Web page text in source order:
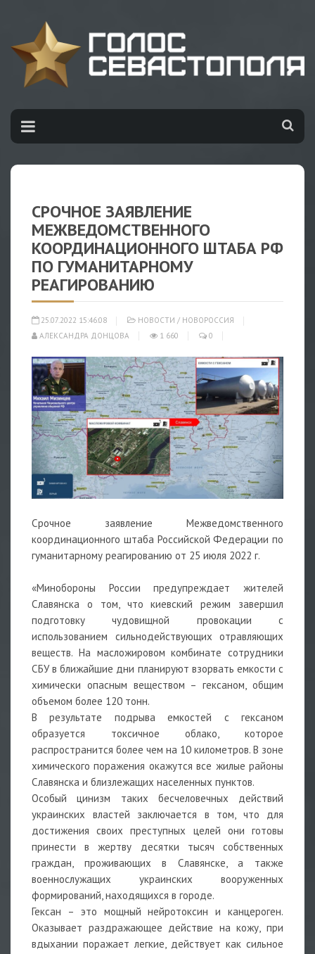
СРОЧНОЕ ЗАЯВЛЕНИЕ
МЕЖВЕДОМСТВЕННОГО
КООРДИНАЦИОННОГО ШТАБА РФ
ПО ГУМАНИТАРНОМУ
РЕАГИРОВАНИЮ
25.07.2022 15:46:08 НОВОСТИ / НОВОРОССИЯ
АЛЕКСАНДРА ДОНЦОВА
1 660 0
Срочное заявление Межведомственного
координационного штаба Российской Федерации по
гуманитарному реагированию от 25 июля 2022 г.
«Минобороны России предупреждает жителей
Славянска о том, что киевский режим завершил
подготовку чудовищной провокации с
использованием сильнодействующих отравляющих
веществ. На масложировом комбинате сотрудники
СБУ в ближайшие дни планируют взорвать емкости с
химически опасным веществом – гексаном, общим
объемом более 120 тонн.
В результате подрыва емкостей с гексаном
образуется токсичное облако, которое
распространится более чем на 10 километров. В зоне
химического поражения окажутся все жилые районы
Славянска и близлежащих населенных пунктов.
Особый цинизм таких бесчеловечных действий
украинских властей заключается в том, что для
достижения своих преступных целей они готовы
принести в жертву десятки тысяч собственных
граждан, проживающих в Славянске, а также
военнослужащих украинских вооруженных
формирований, находящихся в городе.
Гексан – это мощный нейротоксин и канцероген.
Оказывает раздражающее действие на кожу, при
вдыхании поражает легкие, действует как сильное